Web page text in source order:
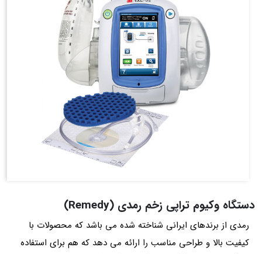
دستگاه وکیوم تراپی زخم رمدی (Remedy)
رمدی از برندهای ایرانی شناخته شده می باشد که محصولات با
کیفیت بالا و طراحی مناسب را ارائه می‌ دهد که هم برای استفاده